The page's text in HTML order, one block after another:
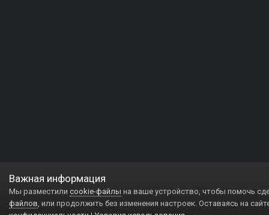
Важная информация
Мы разместили cookie-файлы на ваше устройство, чтобы помочь
файлов, или продолжить без изменения настроек. Оставаясь на